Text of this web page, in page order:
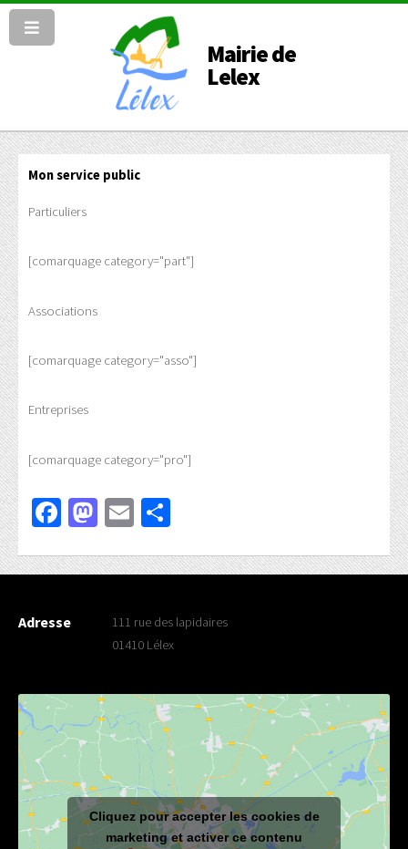
Mairie de
Lelex
Mon service public
Particuliers
[comarquage category="part"]
Associations
[comarquage category="asso"]
Entreprises
[comarquage category="pro"]
Facebook
Mastodon
Email
Adresse
111 rue des lapidaires
01410 Lélex
Cliquez pour accepter les cookies de
marketing et activer ce contenu